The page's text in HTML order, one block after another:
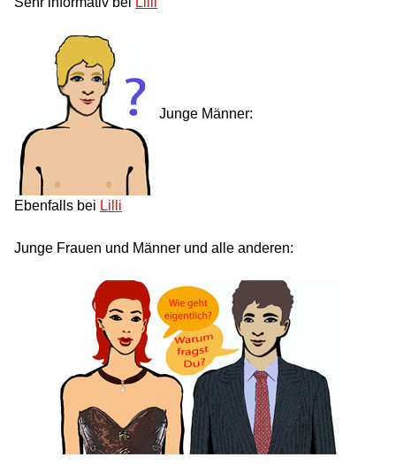
Junge Männer:
Ebenfalls bei Lilli
Junge Frauen und Männer und alle anderen: